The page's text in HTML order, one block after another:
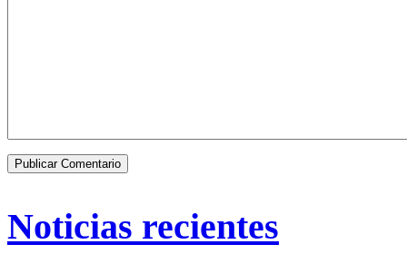
Noticias recientes